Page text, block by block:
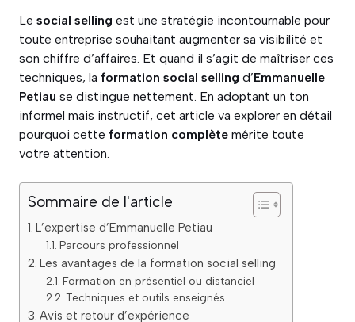
Le social selling est une stratégie incontournable pour
toute entreprise souhaitant augmenter sa visibilité et
son chiffre d’affaires. Et quand il s’agit de maîtriser ces
techniques, la formation social selling d’Emmanuelle
Petiau se distingue nettement. En adoptant un ton
informel mais instructif, cet article va explorer en détail
pourquoi cette formation complète mérite toute
votre attention.
Sommaire de l'article
L’expertise d’Emmanuelle Petiau
Parcours professionnel
Les avantages de la formation social selling
Formation en présentiel ou distanciel
Techniques et outils enseignés
Avis et retour d’expérience